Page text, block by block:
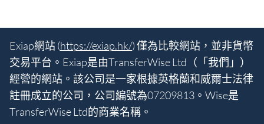
Exiap網站 (https://exiap.hk/) 僅為比較網站，並非貨幣
交易平台。Exiap是由TransferWise Ltd（「我們」）
經營的網站。該公司是一家根據英格蘭和威爾士法律
註冊成立的公司，公司編號為07209813。Wise是
TransferWise Ltd的商業名稱。